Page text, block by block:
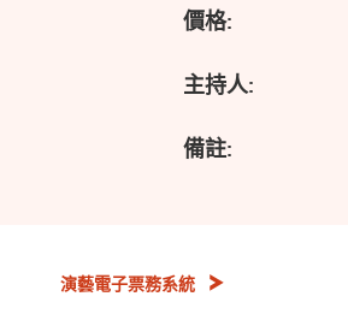
價格:
主持人:
備註:
演藝電子票務系統